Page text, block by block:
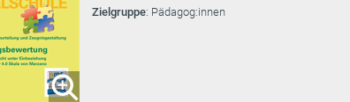
Zielgruppe: Pädagog:innen